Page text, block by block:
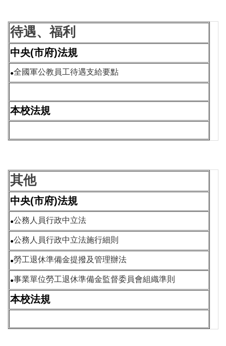
待遇、福利
中央(市府)法規
●全國軍公教員工待遇支給要點
本校法規
其他
中央(市府)法規
●公務人員行政中立法
●公務人員行政中立法施行細則
●勞工退休準備金提撥及管理辦法
●事業單位勞工退休準備金監督委員會組織準則
本校法規